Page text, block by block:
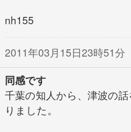
nh155
2011年03月15日23時51分
同感です
千葉の知人から、津波の
りました。